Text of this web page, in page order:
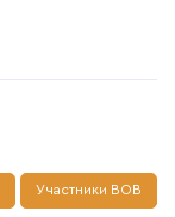
Участники ВОВ